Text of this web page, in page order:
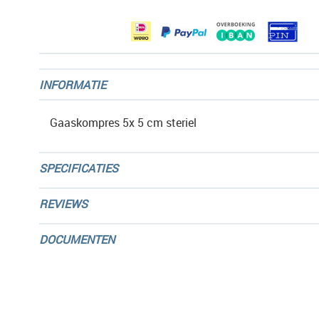
INFORMATIE
Gaaskompres 5x 5 cm steriel
SPECIFICATIES
REVIEWS
DOCUMENTEN